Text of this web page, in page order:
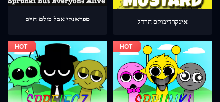
ספראנקי אבל כולם חיים אינקרדיבוקס חרדל